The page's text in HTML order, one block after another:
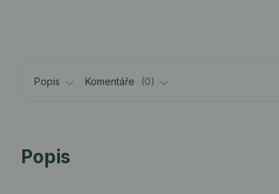
Popis Komentáře 0
Popis